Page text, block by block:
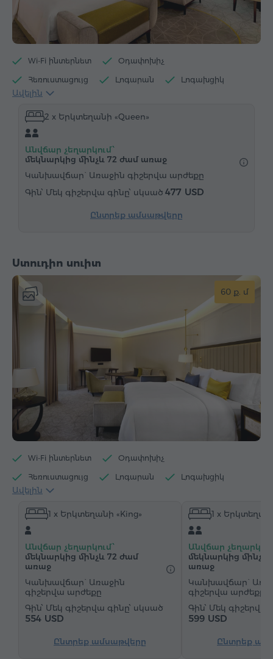
Wi-Fi ինտերնետ Օդափոխիչ
Հեռուստացույց Լոգարան Լոգախցիկ
Մուտք լողավազան
Սրճեփ մեքենա Էլեկտրական թեյնիկ
Մինիբար
Սրբիչներ Խալաթ
Վարսահարդարիչ Ջեռուցում Պահարան
Գրասեղան Հյուրասենյակ Բազկաթոռ
Չհրկիզվող պահարան
Գորգապատ հատակ
Արդուկ և սեղան
Ավելին
2 x Երկտեղանի «Queen»
Անվճար չեղարկում՝
մեկնարկից մինչև 72 ժամ առաջ
Կանխավճար` Առաջին գիշերվա արժեքը
Մեկ գիշերվա գինը՝ սկսած 477 USD
Ընտրեք ամսաթվերը
Ստուդիո սուիտ
60 ք. մ
Wi-Fi ինտերնետ Օդափոխիչ
Հեռուստացույց Լոգարան Լոգախցիկ
Մուտք լողավազան
Սրճեփ մեքենա Էլեկտրական թեյնիկ
Մինիբար Հիգիենայի պարագաներ
Սրբիչներ Խալաթ Հողաթափեր
Վարսահարդարիչ Ջեռուցում Պահարան
Գրասեղան Հյուրասենյակ Ճաշասեղան
Բազմոց Բազկաթոռ Աթոռ
Զարթուցիչ "Զանգ-զարթուցիչ" ծառայություն
Ավելին
1 x Երկտեղանի «King»
Անվճար չեղարկում՝
մեկնարկից մինչև 72 ժամ
առաջ
Կանխավճար` Առաջին
գիշերվա արժեքը
Մեկ գիշերվա գինը՝ սկսած
554 USD
Ընտրեք ամսաթվերը
1 x
Անվճար
մեկնարկից մինչև
առաջ
Կանխավճար`
գիշերվա արժեքը
Մեկ գիշերվա
599 USD
Ընտրեք